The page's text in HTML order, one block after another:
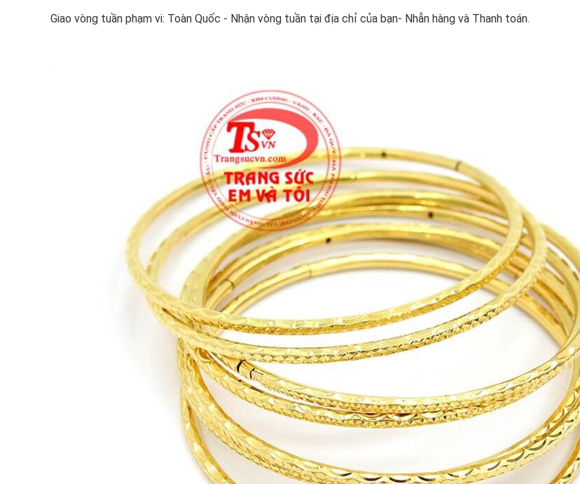
Giao vòng tuần phạm vi: Toàn Quốc - Nhận vòng tuần tại địa chỉ của bạn- Nhẫn hàng và Thanh toán.